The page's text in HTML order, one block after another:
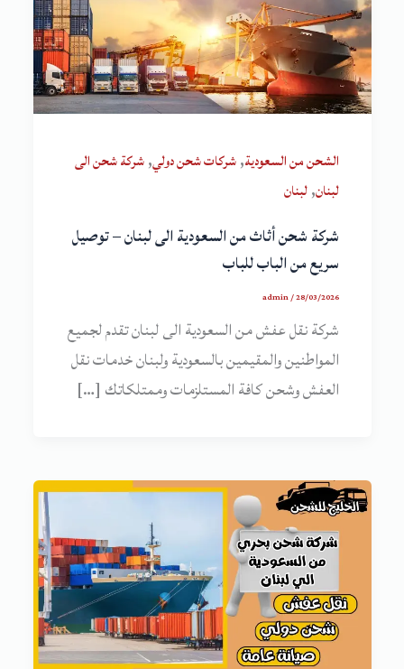
الشحن من السعودية,شركات شحن دولي,شركة شحن الى
لبنان,لبنان
شركة شحن أثاث من السعودية الى لبنان – توصيل
سريع من الباب للباب
admin/28/03/2026
شركة نقل عفش من السعودية الى لبنان تقدم لجميع
المواطنين والمقيمين بالسعودية ولبنان خدمات نقل
العفش وشحن كافة المستلزمات وممتلكاتك […]